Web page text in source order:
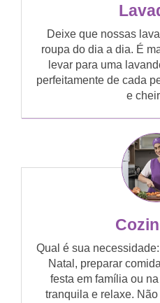
Deixe que nossas
roupa do dia a dia. É
levar para uma
perfeitamente de cada
e
Qual é sua
Natal, preparar
festa em família ou
tranquila e relaxe.